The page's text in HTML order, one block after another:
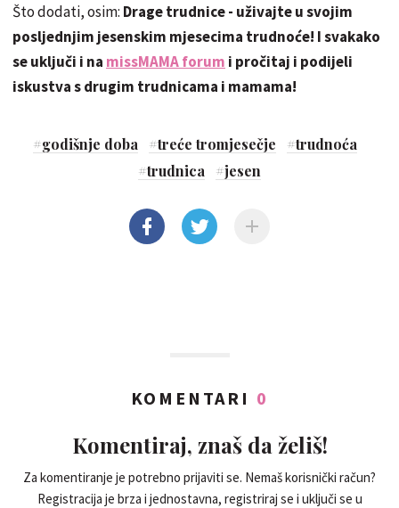
Što dodati, osim: Drage trudnice - uživajte u svojim
posljednjim jesenskim mjesecima trudnoće! I svakako
se uključi i na missMAMA forum i pročitaj i podijeli
iskustva s drugim trudnicama i mamama!
#godišnje doba #treće tromjesečje #trudnoća
#trudnica #jesen
KOMENTARI 0
Komentiraj, znaš da želiš!
Za komentiranje je potrebno prijaviti se. Nemaš korisnički račun?
Registracija je brza i jednostavna, registriraj se i uključi se u